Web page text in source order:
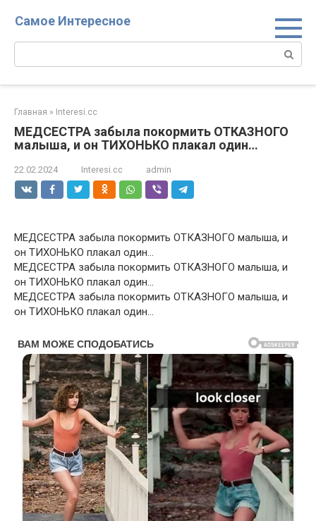
Самое Интересное
Поиск:
Главная » Interesi.cc
МЕДСЕСТРА забыла покормить ОТКАЗНОГО
малыша, и он ТИХОНЬКО плакал один…
22.02.2024 Interesi.cc admin
МЕДСЕСТРА забыла покормить ОТКАЗНОГО малыша, и
он ТИХОНЬКО плакал один…
МЕДСЕСТРА забыла покормить ОТКАЗНОГО малыша, и
он ТИХОНЬКО плакал один…
МЕДСЕСТРА забыла покормить ОТКАЗНОГО малыша, и
он ТИХОНЬКО плакал один…